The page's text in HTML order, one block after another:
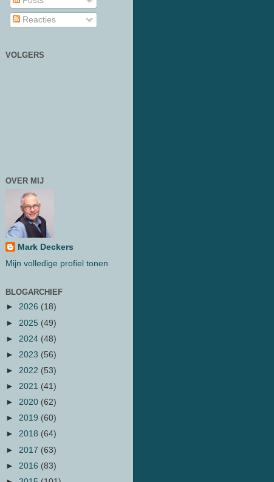
Reacties
VOLGERS
OVER MIJ
Mark Deckers
Mijn volledige profiel tonen
BLOGARCHIEF
► 2026 (18)
► 2025 (49)
► 2024 (48)
► 2023 (56)
► 2022 (53)
► 2021 (41)
► 2020 (62)
► 2019 (60)
► 2018 (64)
► 2017 (63)
► 2016 (83)